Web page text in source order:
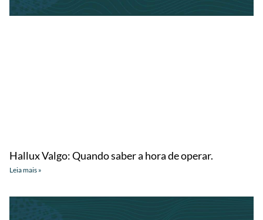
Hallux Valgo: Quando saber a hora de operar.
Leia mais »